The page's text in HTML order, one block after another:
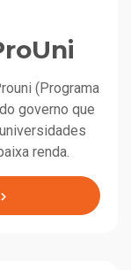
(Programa
governo que
renda.